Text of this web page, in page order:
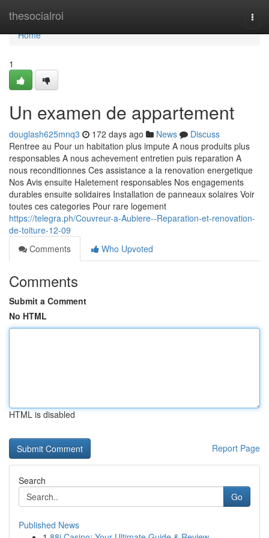
thesocialroi
Home
Home
1
Un examen de appartement
douglash625mnq3 172 days ago News
Discuss
Rentree au Pour un habitation plus impute A nous produits plus
responsables A nous achevement entretien puis reparation A
nous reconditionnes Ces assistance a la renovation energetique
Nos Avis ensuite Haletement responsables Nos engagements
durables ensuite solidaires Installation de panneaux solaires Voir
toutes ces categories Pour rare logement
https://telegra.ph/Couvreur-a-Aubiere--Reparation-et-renovation-
de-toiture-12-09
Comments
Who Upvoted
Comments
Submit a Comment
No HTML
HTML is disabled
Report Page
Search
Go
Published News